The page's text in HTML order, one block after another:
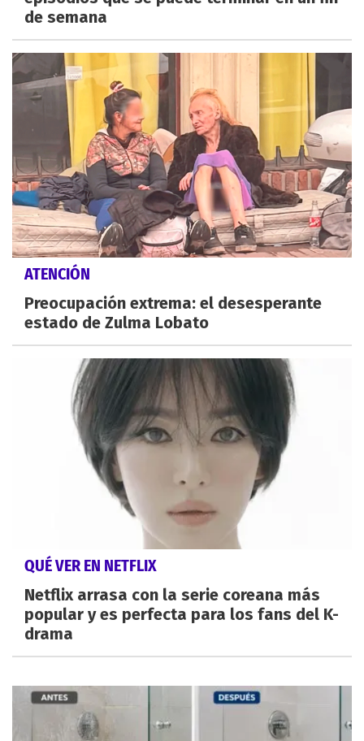
de semana
ATENCIÓN
Preocupación extrema: el desesperante
estado de Zulma Lobato
QUÉ VER EN NETFLIX
Netflix arrasa con la serie coreana más
popular y es perfecta para los fans del K-
drama